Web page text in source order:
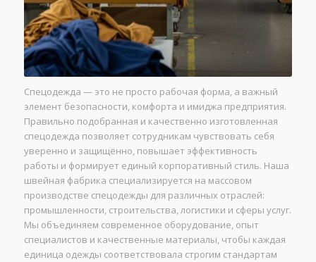
Спецодежда — это не просто рабочая форма, а важный
элемент безопасности, комфорта и имиджа предприятия.
Правильно подобранная и качественно изготовленная
спецодежда позволяет сотрудникам чувствовать себя
уверенно и защищённо, повышает эффективность
работы и формирует единый корпоративный стиль. Наша
швейная фабрика специализируется на массовом
производстве спецодежды для различных отраслей:
промышленности, строительства, логистики и сферы услуг.
Мы объединяем современное оборудование, опыт
специалистов и качественные материалы, чтобы каждая
единица одежды соответствовала строгим стандартам